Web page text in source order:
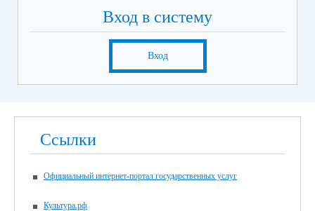
Вход в систему
Вход
Ссылки
Официальный интернет-портал государственных услуг
Культура.рф